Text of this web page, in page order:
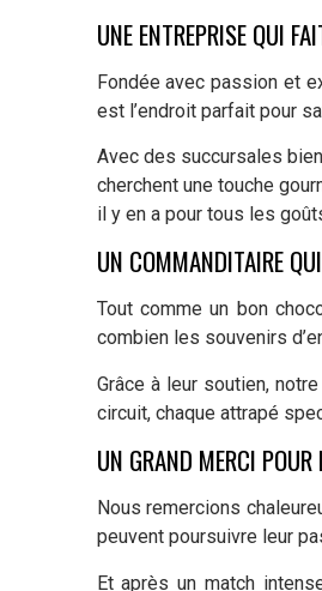
UNE ENTREPRISE QUI
Fondée avec passion et
est l’endroit parfait pour
Avec des succursales
cherchent une touche
il y en a pour tous les
UN COMMANDITAIRE
Tout comme un bon
combien les souvenirs
Grâce à leur soutien,
circuit, chaque attrapé
UN GRAND MERCI POUR
Nous remercions
peuvent poursuivre leur
Et après un match